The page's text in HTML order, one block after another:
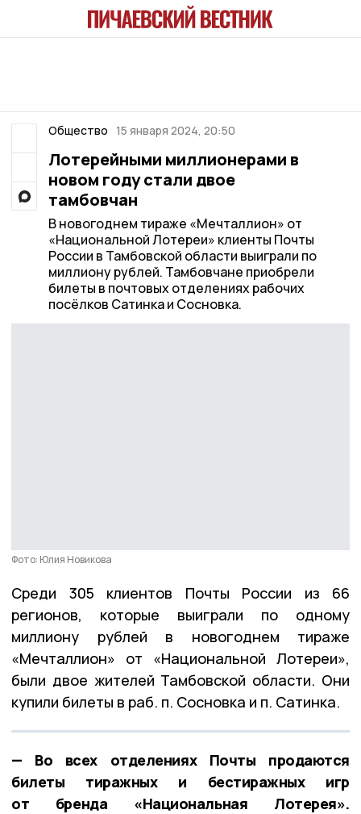
Общество 15 января 2024, 20:50
Лотерейными миллионерами в
новом году стали двое
тамбовчан
В новогоднем тираже «Мечталлион» от
«Национальной Лотереи» клиенты Почты
России в Тамбовской области выиграли по
миллиону рублей. Тамбовчане приобрели
билеты в почтовых отделениях рабочих
посёлков Сатинка и Сосновка.
Фото: Юлия Новикова
Среди 305 клиентов Почты России из 66
регионов, которые выиграли по одному
миллиону рублей в новогоднем тираже
«Мечталлион» от «Национальной Лотереи»,
были двое жителей Тамбовской области. Они
купили билеты в раб. п. Сосновка и п. Сатинка.
— Во всех отделениях Почты продаются
билеты тиражных и бестиражных игр
от бренда «Национальная Лотерея».